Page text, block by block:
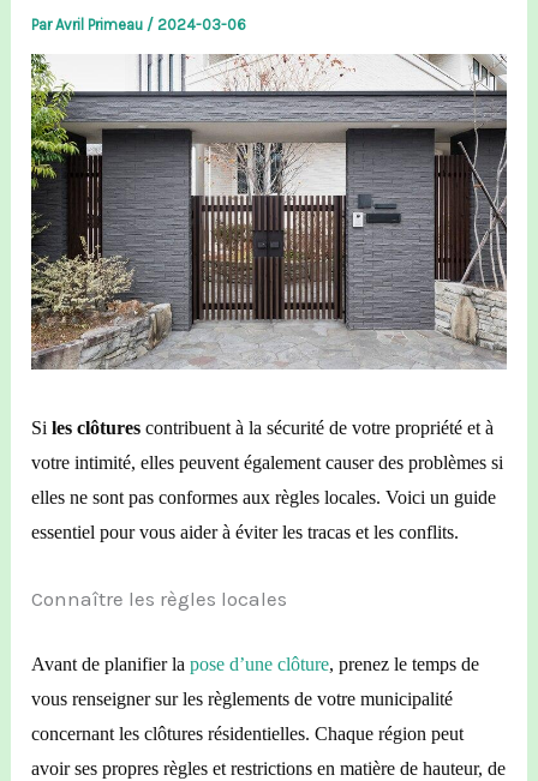
ParAvril Primeau /2024-03-06
Si les clôtures contribuent à la sécuritéde votre propriétéetà
votre intimité, elles peuventégalementcauser des problèmes si
elles ne sont pas conformes aux règles locales. Voici un guide
essentiel pour vous aider à éviter les tracas et les conflits.
Connaître les règles locales
Avant de planifier lapose d’une clôture, prenez le temps de
vous renseigner sur les règlements de votre municipalité
concernant les clôtures résidentielles. Chaque région peut
avoir ses propres règles et restrictions en matière de hauteur, de